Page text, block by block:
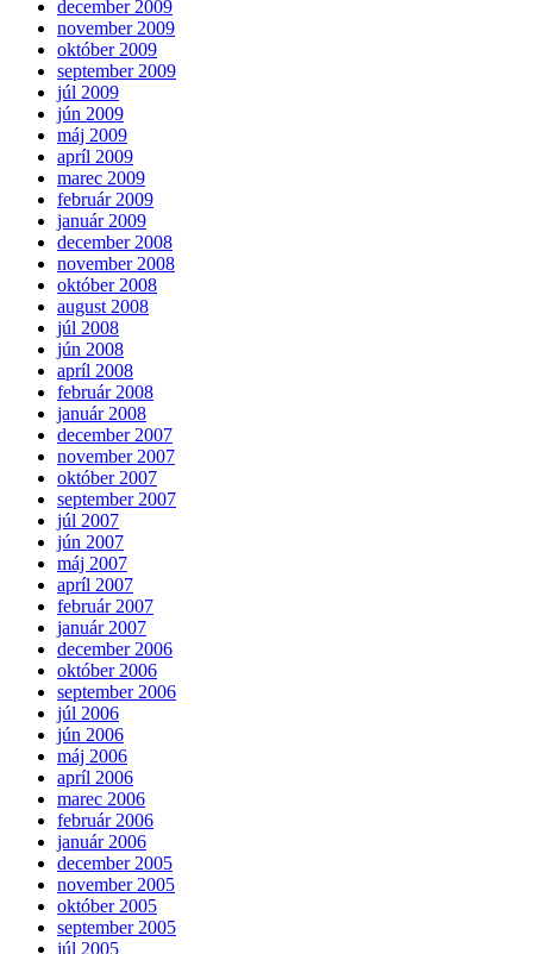
december 2009
november 2009
október 2009
september 2009
júl 2009
jún 2009
máj 2009
apríl 2009
marec 2009
február 2009
január 2009
december 2008
november 2008
október 2008
august 2008
júl 2008
jún 2008
apríl 2008
február 2008
január 2008
december 2007
november 2007
október 2007
september 2007
júl 2007
jún 2007
máj 2007
apríl 2007
február 2007
január 2007
december 2006
október 2006
september 2006
júl 2006
jún 2006
máj 2006
apríl 2006
marec 2006
február 2006
január 2006
december 2005
november 2005
október 2005
september 2005
júl 2005